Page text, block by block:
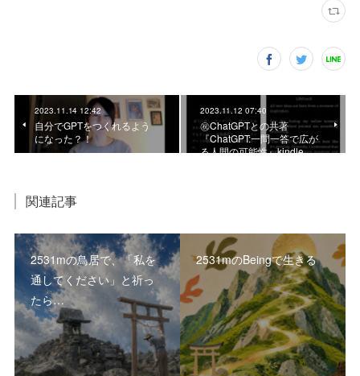
2023.11.14 12:42
自分でGPTをつくれるよう
になった？！
2023.11.12 07:40
㊗️ChatGPTとの共著
『ChatGPT:一問一答で広が
る人間の可能性』kindle …
関連記事
2531mの鳥居で、「私を
通してください」と祈っ
たら…
2531mのBeingで生きる